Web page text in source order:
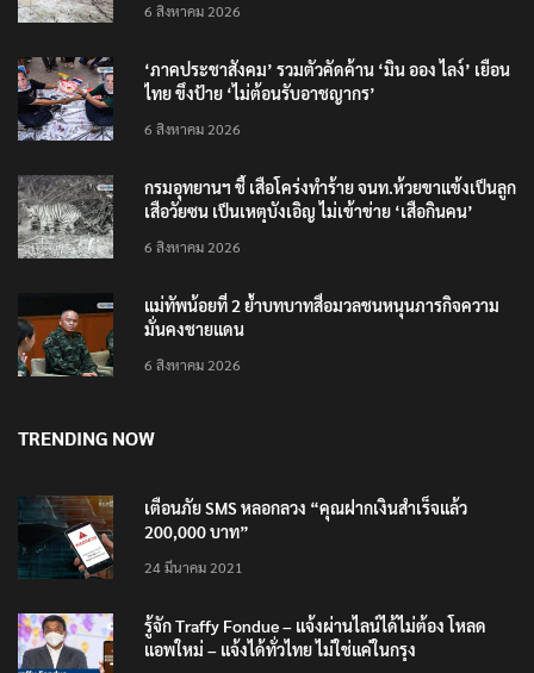
6 สิงหาคม 2026
‘ภาคประชาสังคม’ รวมตัวคัดค้าน ‘มิน ออง ไลง์’ เยือน
ไทย ขึงป้าย ‘ไม่ต้อนรับอาชญากร’
6 สิงหาคม 2026
กรมอุทยานฯ ชี้ เสือโคร่งทำร้าย จนท.ห้วยขาแข้งเป็นลูก
เสือวัยซน เป็นเหตุบังเอิญ ไม่เข้าข่าย ‘เสือกินคน’
6 สิงหาคม 2026
แม่ทัพน้อยที่ 2 ย้ำบทบาทสื่อมวลชนหนุนภารกิจความ
มั่นคงชายแดน
6 สิงหาคม 2026
TRENDING NOW
เตือนภัย SMS หลอกลวง “คุณฝากเงินสำเร็จแล้ว
200,000 บาท”
24 มีนาคม 2021
รู้จัก Traffy Fondue – แจ้งผ่านไลน์ได้ไม่ต้อง โหลด
แอพใหม่ – แจ้งได้ทั่วไทย ไม่ใช่แค่ในกรุง